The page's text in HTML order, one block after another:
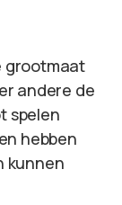
grootmaat
andere de
spelen
hebben
kunnen